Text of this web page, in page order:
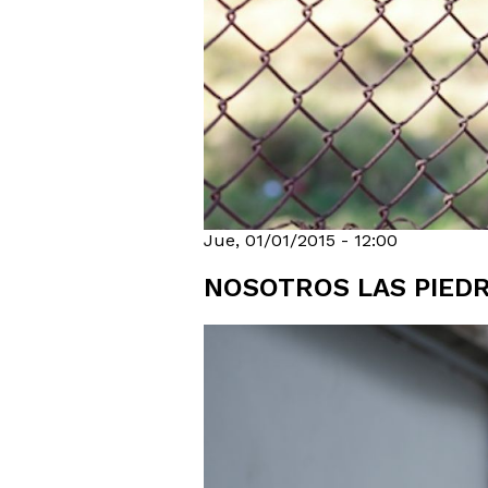
Jue, 01/01/2015 - 12:00
NOSOTROS LAS